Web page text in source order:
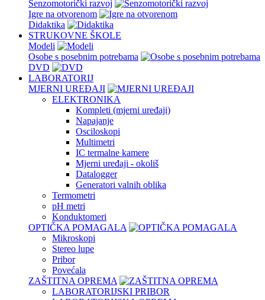
Senzomotorički razvoj
Igre na otvorenom
Didaktika
STRUKOVNE ŠKOLE
Modeli
Osobe s posebnim potrebama
DVD
LABORATORIJ
MJERNI UREĐAJI
ELEKTRONIKA
Kompleti (mjerni uređaji)
Napajanje
Osciloskopi
Multimetri
IC termalne kamere
Mjerni uređaji - okoliš
Datalogger
Generatori valnih oblika
Termometri
pH metri
Konduktomeri
OPTIČKA POMAGALA
Mikroskopi
Stereo lupe
Pribor
Povećala
ZAŠTITNA OPREMA
LABORATORIJSKI PRIBOR